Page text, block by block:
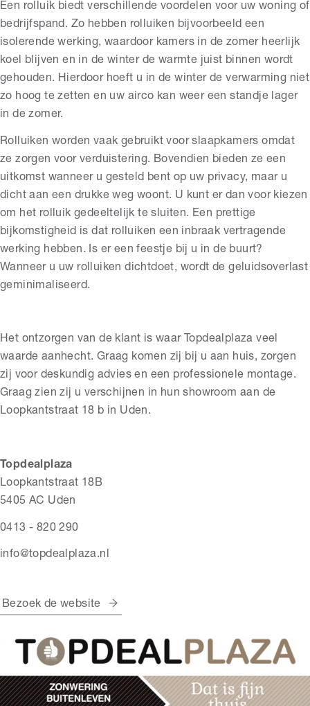
Een rolluik biedt verschillende voordelen voor uw woning of
bedrijfspand. Zo hebben rolluiken bijvoorbeeld een
isolerende werking, waardoor kamers in de zomer heerlijk
koel blijven en in de winter de warmte juist binnen wordt
gehouden. Hierdoor hoeft u in de winter de verwarming niet
zo hoog te zetten en uw airco kan weer een standje lager
in de zomer.
Rolluiken worden vaak gebruikt voor slaapkamers omdat
ze zorgen voor verduistering. Bovendien bieden ze een
uitkomst wanneer u gesteld bent op uw privacy, maar u
dicht aan een drukke weg woont. U kunt er dan voor kiezen
om het rolluik gedeeltelijk te sluiten. Een prettige
bijkomstigheid is dat rolluiken een inbraak vertragende
werking hebben. Is er een feestje bij u in de buurt?
Wanneer u uw rolluiken dichtdoet, wordt de geluidsoverlast
geminimaliseerd.
Het ontzorgen van de klant is waar Topdealplaza veel
waarde aanhecht. Graag komen zij bij u aan huis, zorgen
zij voor deskundig advies en een professionele montage.
Graag zien zij u verschijnen in hun showroom aan de
Loopkantstraat 18 b in Uden.
Topdealplaza
Loopkantstraat 18B
5405 AC Uden
0413 - 820 290
info@topdealplaza.nl
Bezoek de website